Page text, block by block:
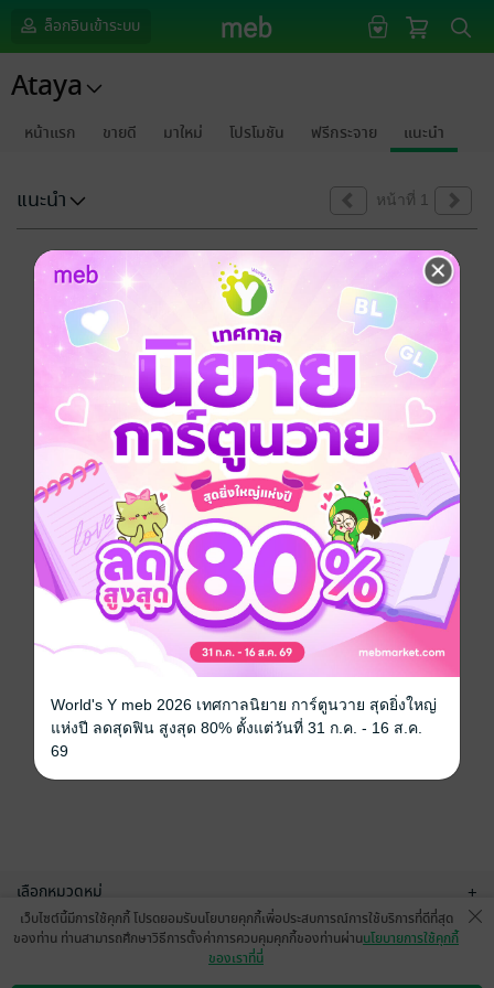
ล็อกอินเข้าระบบ
Ataya
หน้าแรก ขายดี มาใหม่ โปรโมชัน ฟรีกระจาย แนะนำ
แนะนำ หน้าที่ 1
ขออภัยด้วยนะคะ
ไม่พบข้อมูลในหัวข้อที่คุณกำลังชมค่ะ
เลือกหมวดหมู่ +
บริการช่วยเหลือ
เว็บไซต์นี้มีการใช้คุกกี้ โปรดยอมรับนโยบายคุกกี้เพื่อประสบการณ์การใช้บริการที่ดีที่สุด
ของท่าน ท่านสามารถศึกษาวิธีการตั้งค่าการควบคุมคุกกี้ของท่านผ่านนโยบายการใช้คุกกี้
ของเราที่นี่
World's Y meb 2026 เทศกาลนิยาย การ์ตูนวาย สุดยิ่งใหญ่
แห่งปี ลดสุดฟิน สูงสุด 80% ตั้งแต่วันที่ 31 ก.ค. - 16 ส.ค.
69